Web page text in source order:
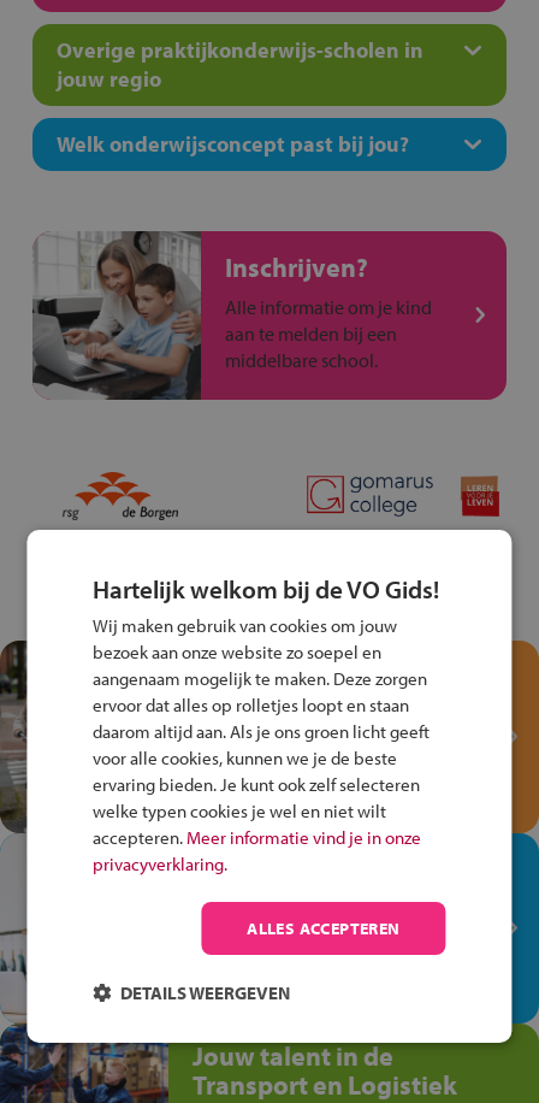
Overige praktijkonderwijs-scholen in
jouw regio
Welk onderwijsconcept past bij jou?
Inschrijven?
Alle informatie om je kind
aan te melden bij een
middelbare school.
Test je kennis met het
Fiets Veilig
Verkeersspel!
Speel het Fiets Veilig Verkeersspel
en win een Cortina-fiets!
In de winkel ben je op je
plek!
Ontdek via het vmbo jouw talent
op de winkelvloer, waar elke dag
anders is!
Jouw talent in de
Transport en Logistiek
Hartelijk welkom bij de VO Gids!
Wij maken gebruik van cookies om jouw
bezoek aan onze website zo soepel en
aangenaam mogelijk te maken. Deze zorgen
ervoor dat alles op rolletjes loopt en staan
daarom altijd aan. Als je ons groen licht geeft
voor alle cookies, kunnen we je de beste
ervaring bieden. Je kunt ook zelf selecteren
welke typen cookies je wel en niet wilt
accepteren. Meer informatie vind je in onze
privacyverklaring.
ALLES ACCEPTEREN
DETAILS WEERGEVEN